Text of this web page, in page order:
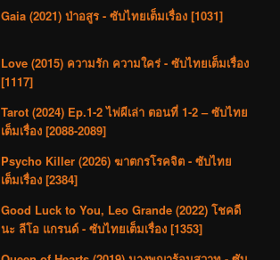
Gaia (2021) ป่าอสูร - ซับไทยเต็มเรื่อง [1031]
Love (2015) ความรัก ความใคร่ - ซับไทยเต็มเรื่อง
[1117]
Tarot (2024) Ep.1-2 ไพ่ผีเล่า ตอนที่ 1-2 – ซับไทย
เต็มเรื่อง [2088-2089]
Psycho Killer (2026) ฆาตกรโรคจิต - ซับไทย
เต็มเรื่อง [2384]
Good Luck to You, Leo Grande (2022) โชคดี
นะ ลีโอ แกรนด์ - ซับไทยเต็มเรื่อง [1353]